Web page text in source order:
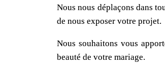
Nous nous déplaçons dans
de nous exposer votre projet.
Nous souhaitons vous
beauté de votre mariage.